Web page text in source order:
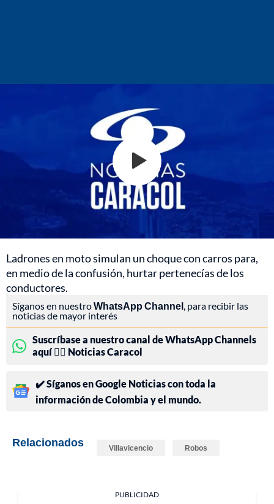
Ladrones en moto simulan un choque con carros para,
en medio de la confusión, hurtar pertenecías de los
conductores.
Síganos en nuestroWhatsApp Channel , para recibir las
noticias de mayor interés
Suscríbase a nuestro canal de WhatsApp Channels
aquí 👉🏻 Noticias Caracol
✔️ Síganos en Google Noticias con toda la
información de Colombia y el mundo.
Relacionados Villavicencio Robos
PUBLICIDAD